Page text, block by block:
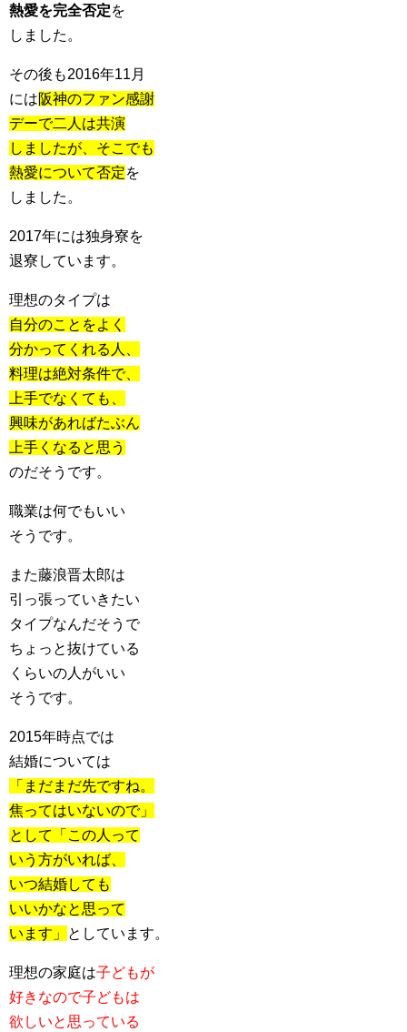
熱愛を完全否定を
しました。
その後も2016年11月
には阪神のファン感謝
デーで二人は共演
しましたが、そこでも
熱愛について否定を
しました。
2017年には独身寮を
退寮しています。
理想のタイプは
自分のことをよく
分かってくれる人、
料理は絶対条件で、
上手でなくても、
興味があればたぶん
上手くなると思う
のだそうです。
職業は何でもいい
そうです。
また藤浪晋太郎は
引っ張っていきたい
タイプなんだそうで
ちょっと抜けている
くらいの人がいい
そうです。
2015年時点では
結婚については
「まだまだ先ですね。
焦ってはいないので」
として「この人って
いう方がいれば、
いつ結婚しても
いいかなと思って
います」
としています。
理想の家庭は子どもが
好きなので子どもは
欲しいと思っている